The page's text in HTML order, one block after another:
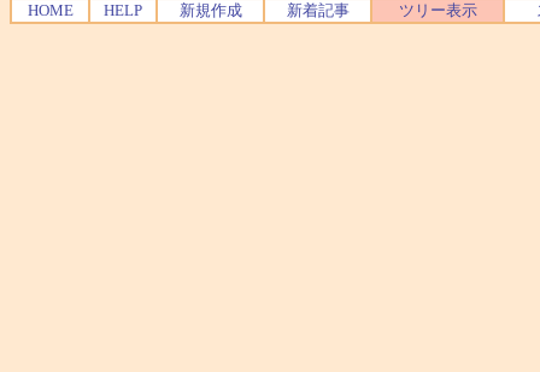
HOME HELP 新規作成 新着記事 ツリー表示